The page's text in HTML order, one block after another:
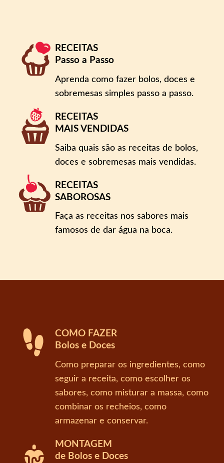
RECEITAS
Passo a Passo
Aprenda como fazer bolos, doces e
sobremesas simples passo a passo.
RECEITAS
MAIS VENDIDAS
Saiba quais são as receitas de bolos,
doces e sobremesas mais vendidas.
RECEITAS
SABOROSAS
Faça as receitas nos sabores mais
famosos de dar água na boca.
COMO FAZER
Bolos e Doces
Como preparar os ingredientes, como
seguir a receita, como escolher os
sabores, como misturar a massa, como
combinar os recheios, como
armazenar e conservar.
MONTAGEM
de Bolos e Doces